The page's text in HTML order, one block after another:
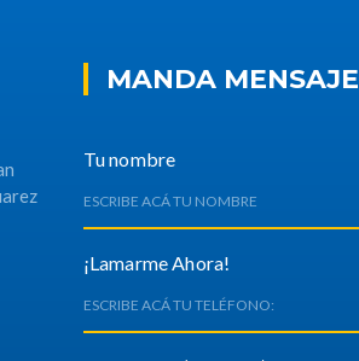
MANDA MENSAJE
Tu nombre
¡Lamarme Ahora!